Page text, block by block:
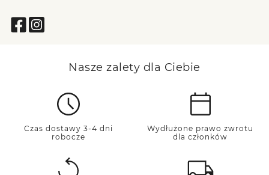
Nasze zalety dla Ciebie
Czas dostawy 3-4 dni
robocze
Wydłużone prawo zwrotu
dla członków